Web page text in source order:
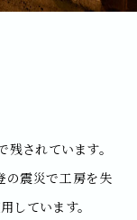
残されています。
の震災で工房を失
しています。